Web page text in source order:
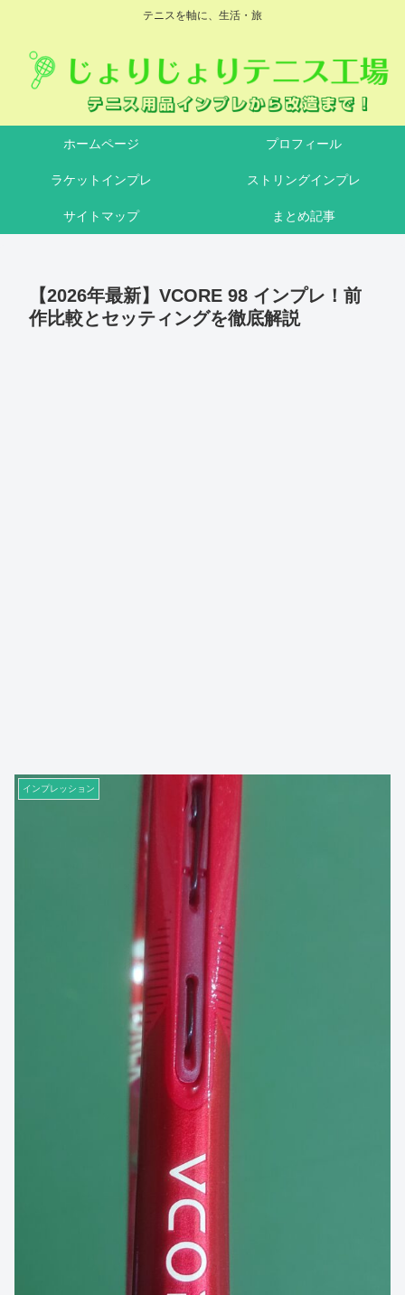
テニスを軸に、生活・旅
ホームページ プロフィール
ラケットインプレ ストリングインプレ
サイトマップ まとめ記事
【2026年最新】VCORE 98 インプレ！前
作比較とセッティングを徹底解説
インプレッション